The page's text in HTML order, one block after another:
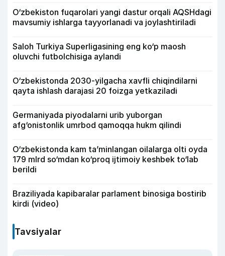
O‘zbekiston fuqarolari yangi dastur orqali AQSHdagi
mavsumiy ishlarga tayyorlanadi va joylashtiriladi
Saloh Turkiya Superligasining eng ko‘p maosh
oluvchi futbolchisiga aylandi
O‘zbekistonda 2030-yilgacha xavfli chiqindilarni
qayta ishlash darajasi 20 foizga yetkaziladi
Germaniyada piyodalarni urib yuborgan
afg‘onistonlik umrbod qamoqqa hukm qilindi
O‘zbekistonda kam ta’minlangan oilalarga olti oyda
179 mlrd so‘mdan ko‘proq ijtimoiy keshbek to‘lab
berildi
Braziliyada kapibaralar parlament binosiga bostirib
kirdi (video)
Tavsiyalar